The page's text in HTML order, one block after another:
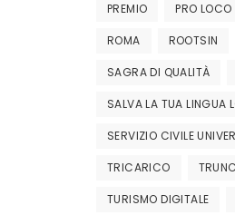
PREMIO PRO LOCO
ROMA ROOTSIN
SAGRA DI QUALITÀ
SALVA LA TUA LINGUA
SERVIZIO CIVILE
TRICARICO
TURISMO DIGITALE